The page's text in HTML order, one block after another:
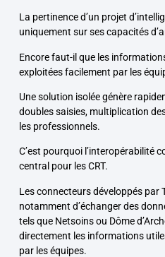
La pertinence d’un projet
uniquement sur ses capacités
Encore faut-il que les
exploitées facilement par les
Une solution isolée génère
doubles saisies, multiplication
les professionnels.
C’est pourquoi l’interopérabilité
central pour les CRT.
Les connecteurs développés par
notamment d’échanger des
tels que Netsoins ou Dôme
directement les informations
par les équipes.